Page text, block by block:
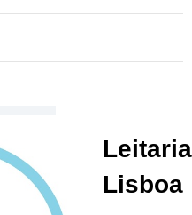
Leitaria
Lisboa